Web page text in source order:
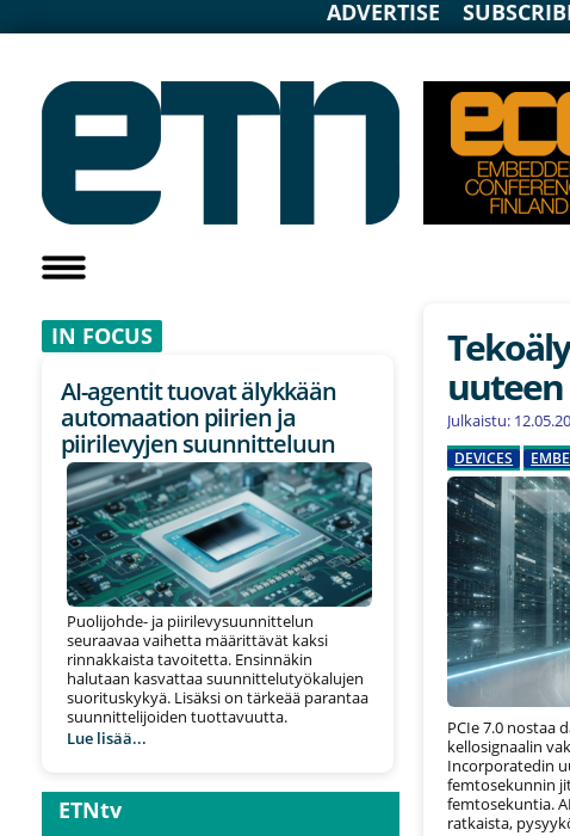
ADVERTISE
IN FOCUS
AI-agentit tuovat älykkään
automaation piirien ja
piirilevyjen suunnitteluun
Puolijohde- ja piirilevysuunnittelun
seuraavaa vaihetta määrittävät kaksi
rinnakkaista tavoitetta. Ensinnäkin
halutaan kasvattaa suunnittelutyökalujen
suorituskykyä. Lisäksi on tärkeää parantaa
suunnittelijoiden tuottavuutta.
Lue lisää...
ETNtv
Julkaistu:
DEVICES
PCIe 7.0 nostaa
kellosignaalin
Incorporatedin
femtosekunnin
femtosekuntia.
ratkaista,